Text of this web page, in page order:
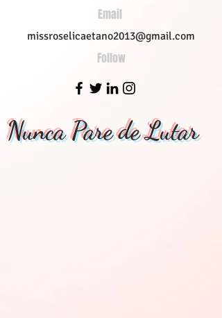
Email
missroselicaetano2013@gmail.com
Follow
Nunca Pare de Lutar